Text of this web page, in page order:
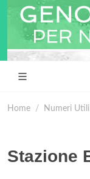
Home Numeri Utili
Stazione